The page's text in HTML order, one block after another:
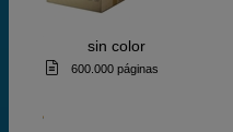
sin color
600.000 páginas